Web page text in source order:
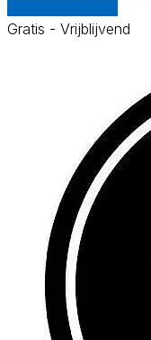
Gratis - Vrijblijvend